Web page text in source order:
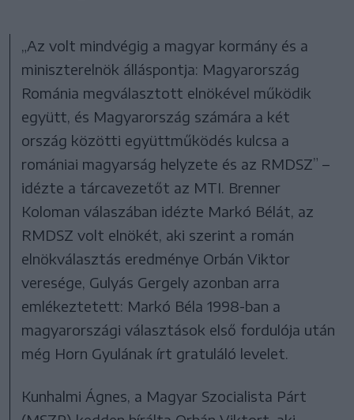
„Az volt mindvégig a magyar kormány és a
miniszterelnök álláspontja: Magyarország
Románia megválasztott elnökével működik
együtt, és Magyarország számára a két
ország közötti együttműködés kulcsa a
romániai magyarság helyzete és az RMDSZ” –
idézte a tárcavezetőt az MTI. Brenner
Koloman válaszában idézte Markó Bélát, az
RMDSZ volt elnökét, aki szerint a román
elnökválasztás eredménye Orbán Viktor
veresége, Gulyás Gergely azonban arra
emlékeztetett: Markó Béla 1998-ban a
magyarországi választások első fordulója után
még Horn Gyulának írt gratuláló levelet.
Kunhalmi Ágnes, a Magyar Szocialista Párt